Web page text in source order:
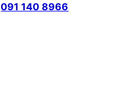
091 140 8966